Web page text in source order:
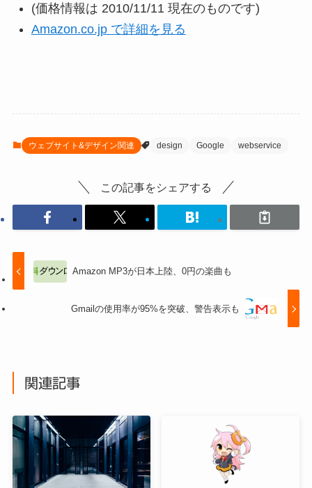
(価格情報は 2010/11/11 現在のものです)
Amazon.co.jp で詳細を見る
ウェブサイト&デザイン関連 design Google webservice
この記事をシェアする
Amazon MP3が日本上陸、0円の楽曲も
Gmailの使用率が95%を突破、警告表示も
関連記事